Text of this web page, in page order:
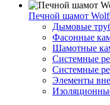
Печной шамот
Дымовые
Фасонные
Шамотные
Системные
Системные
Элементы